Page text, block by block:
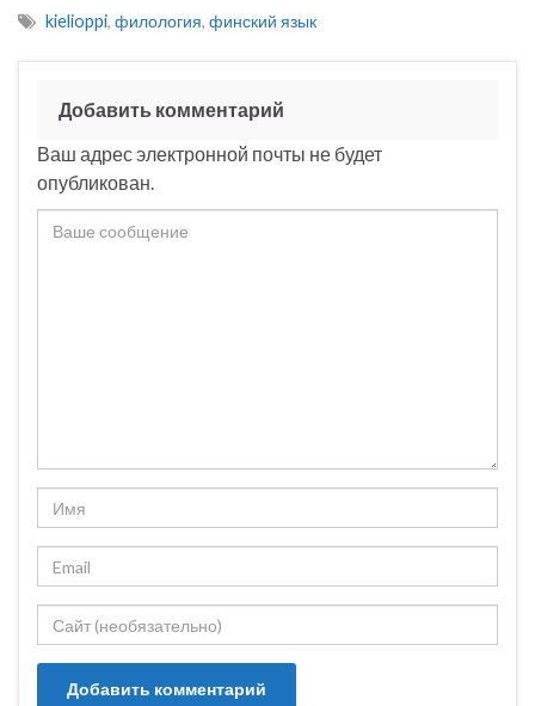
kielioppi, филология, финский язык
Добавить комментарий
Ваш адрес электронной почты не будет
опубликован.